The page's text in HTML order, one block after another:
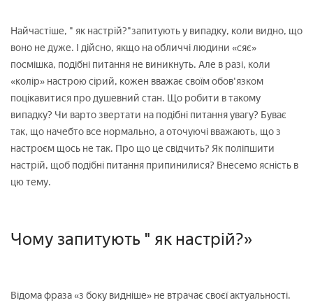
Найчастіше, " як настрій?"запитують у випадку, коли видно, що
воно не дуже. І дійсно, якщо на обличчі людини «сяє»
посмішка, подібні питання не виникнуть. Але в разі, коли
«колір» настрою сірий, кожен вважає своїм обов'язком
поцікавитися про душевний стан. Що робити в такому
випадку? Чи варто звертати на подібні питання увагу? Буває
так, що начебто все нормально, а оточуючі вважають, що з
настроєм щось не так. Про що це свідчить? Як поліпшити
настрій, щоб подібні питання припинилися? Внесемо ясність в
цю тему.
Чому запитують " як настрій?»
Відома фраза «з боку видніше» не втрачає своєї актуальності.